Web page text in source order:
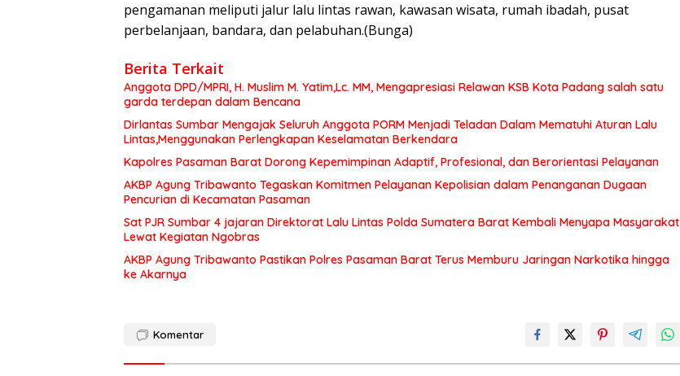
pengamanan meliputi jalur lalu lintas rawan, kawasan wisata, rumah ibadah, pusat
perbelanjaan, bandara, dan pelabuhan.(Bunga)
Berita Terkait
Anggota DPD/MPRI, H. Muslim M. Yatim,Lc. MM, Mengapresiasi Relawan KSB Kota Padang salah satu
garda terdepan dalam Bencana
Dirlantas Sumbar Mengajak Seluruh Anggota PORM Menjadi Teladan Dalam Mematuhi Aturan Lalu
Lintas,Menggunakan Perlengkapan Keselamatan Berkendara
Kapolres Pasaman Barat Dorong Kepemimpinan Adaptif, Profesional, dan Berorientasi Pelayanan
AKBP Agung Tribawanto Tegaskan Komitmen Pelayanan Kepolisian dalam Penanganan Dugaan
Pencurian di Kecamatan Pasaman
Sat PJR Sumbar 4 jajaran Direktorat Lalu Lintas Polda Sumatera Barat Kembali Menyapa Masyarakat
Lewat Kegiatan Ngobras
AKBP Agung Tribawanto Pastikan Polres Pasaman Barat Terus Memburu Jaringan Narkotika hingga
ke Akarnya
Komentar